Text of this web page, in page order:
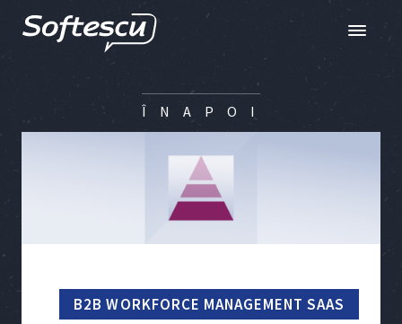
Toggle
Î N A P O I
B2B WORKFORCE MANAGEMENT SAAS